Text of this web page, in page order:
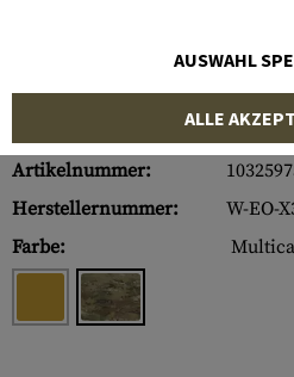
Artikelnummer:
Herstellernummer:
W-EO-
Farbe:
AUSWAHL
ALLE